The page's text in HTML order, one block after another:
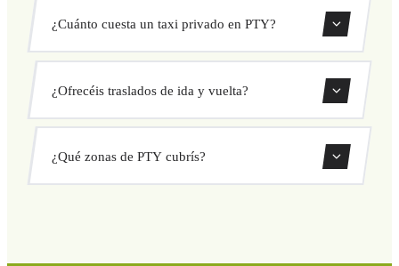
Usa nuestro formulario de reserva para buscar y confirmar
tu traslado al instante. Elige recogida y destino, selecciona
¿Cuánto cuesta un taxi privado en PTY?
cerrado antes de salir. Sin cargos ocultos ni sorpresas.
Consulta tu precio al instante en el formulario.
¿Ofrecéis traslados de ida y vuelta?
directamente desde nuestro sistema de reservas.
¿Qué zonas de PTY cubrís?